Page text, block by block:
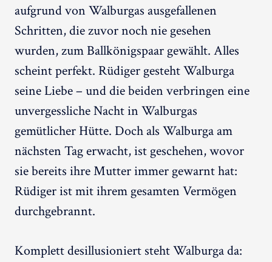
aufgrund von Walburgas ausgefallenen
Schritten, die zuvor noch nie gesehen
wurden, zum Ballkönigspaar gewählt. Alles
scheint perfekt. Rüdiger gesteht Walburga
seine Liebe – und die beiden verbringen eine
unvergessliche Nacht in Walburgas
gemütlicher Hütte. Doch als Walburga am
nächsten Tag erwacht, ist geschehen, wovor
sie bereits ihre Mutter immer gewarnt hat:
Rüdiger ist mit ihrem gesamten Vermögen
durchgebrannt.
Komplett desillusioniert steht Walburga da: